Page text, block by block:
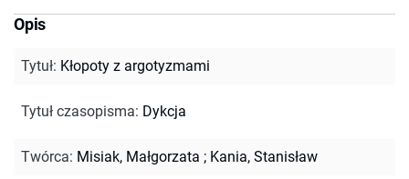
Opis
Tytuł: Kłopoty z argotyzmami
Tytuł czasopisma: Dykcja
Twórca: Misiak, Małgorzata ; Kania, Stanisław